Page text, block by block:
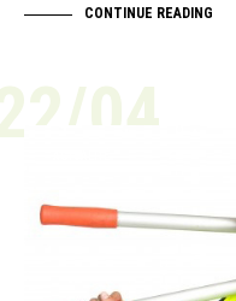
CONTINUE READING
04